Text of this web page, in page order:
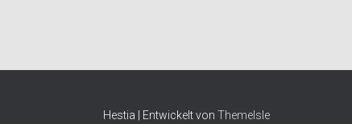
Hestia | Entwickelt von ThemeIsle